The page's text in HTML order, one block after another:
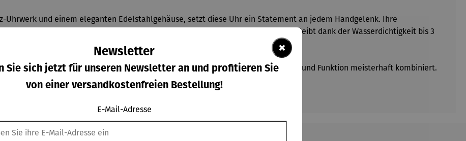
Uhrwerk und einem eleganten Edelstahlgehäuse, setzt diese Uhr ein Statement an jedem Handgelenk. Ihre
Note. Das blaue Zifferblatt wird von silbernen Zahlen akzentuiert und bleibt dank der Wasserdichtigkeit bis 3
und Eleganz. Mit der Classic 30433 investieren Sie in eine Uhr, die Ästhetik und Funktion meisterhaft kombiniert.
×
Newsletter
Sie sich jetzt für unseren Newsletter an und profitieren Sie
von einer versandkostenfreien Bestellung!
E-Mail-Adresse